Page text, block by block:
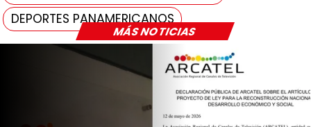
MÁS NOTICIAS
DEPORTES PANAMERICANOS